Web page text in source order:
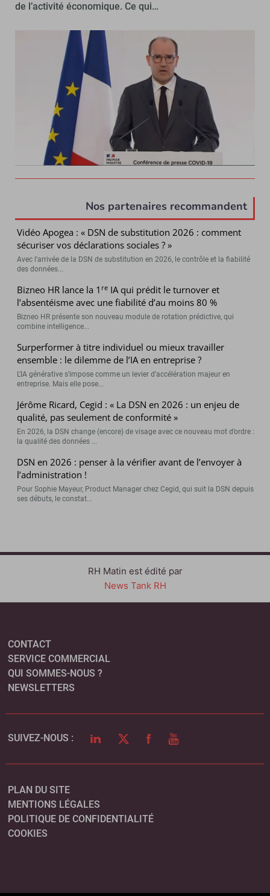
de l’activité économique. Ce qui…
Nos partenaires recommandent
Vidéo Apogea : « DSN de substitution 2026 : comment
sécuriser vos déclarations sociales ? »
Avec l’arrivée de la DSN de substitution en 2026, le contrôle et la fiabilité
des données...
Bizneo HR lance la 1 re IA qui prédit le turnover et
l’absentéisme avec une fiabilité d’au moins 80 %
Bizneo HR présente son nouveau module de rotation prédictive, qui
combine intelligence...
Surperformer à titre individuel ou mieux travailler
ensemble : le dilemme de l’IA en entreprise ?
L’IA générative s’impose comme un levier d’accélération majeur en
entreprise. Mais elle pose...
Jérôme Ricard, Cegid : « La DSN en 2026 : un enjeu de
qualité, pas seulement de conformité »
En 2026, la DSN change (encore) de visage avec ce nouveau mot d’ordre :
la qualité des données ...
DSN en 2026 : penser à la vérifier avant de l’envoyer à
l’administration !
Pour Sophie Mayeur, Product Manager chez Cegid, qui suit la DSN depuis
ses débuts, le constat...
RH Matin est édité par
News Tank RH
CONTACT
SERVICE COMMERCIAL
QUI SOMMES-NOUS ?
NEWSLETTERS
SUIVEZ-NOUS : LINKEDINTWITTERFACEBOOK
YOUTUBE
PLAN DU SITE
MENTIONS LÉGALES
POLITIQUE DE CONFIDENTIALITÉ
COOKIES